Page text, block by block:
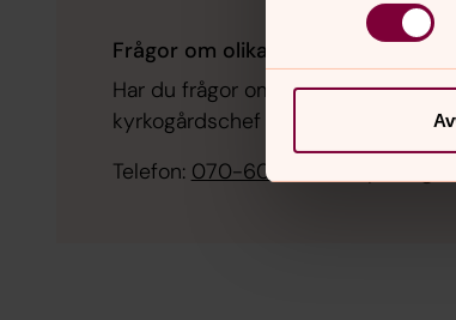
Frågor om olika begravningsskick
Har du frågor om olika gravskick
kyrkogårdschef Gustav Saxell
Telefon: 070-606 13 18